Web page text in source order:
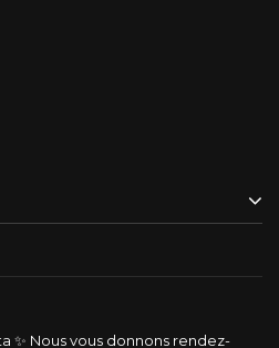
✨ Nous vous donnons rendez-